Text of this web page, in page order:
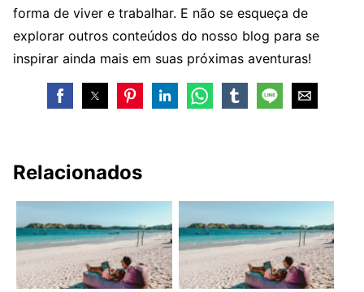
forma de viver e trabalhar. E não se esqueça de
explorar outros conteúdos do nosso blog para se
inspirar ainda mais em suas próximas aventuras!
Relacionados